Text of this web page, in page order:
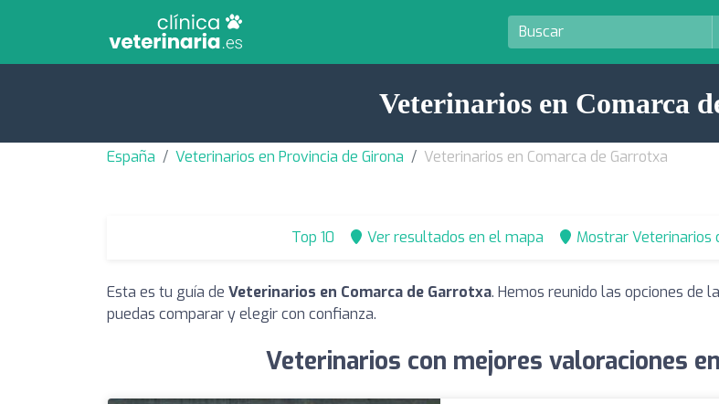
Veterinarios en Comarca
España Veterinarios en Provincia de Girona Veterinarios en Comarca de Garrotxa
Top 10 Ver resultados en el mapa Mostrar Veterinarios
Esta es tu guía de Veterinarios en Comarca de Garrotxa. Hemos reunido las opciones de
puedas comparar y elegir con confianza.
Veterinarios con mejores valoraciones